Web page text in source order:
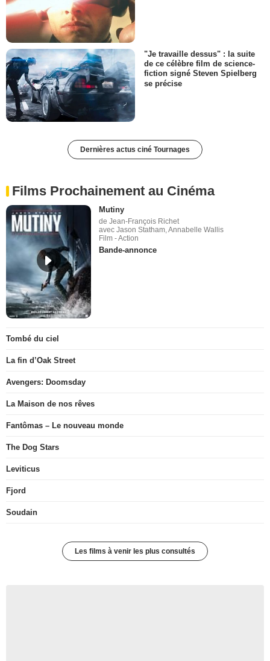
"Je travaille dessus" : la suite
de ce célèbre film de science-
fiction signé Steven Spielberg
se précise
Dernières actus ciné Tournages
Films Prochainement au Cinéma
Mutiny
de Jean-François Richet
avec Jason Statham, Annabelle Wallis
Film - Action
Bande-annonce
Tombé du ciel
La fin d’Oak Street
Avengers: Doomsday
La Maison de nos rêves
Fantômas – Le nouveau monde
The Dog Stars
Leviticus
Fjord
Soudain
Les films à venir les plus consultés